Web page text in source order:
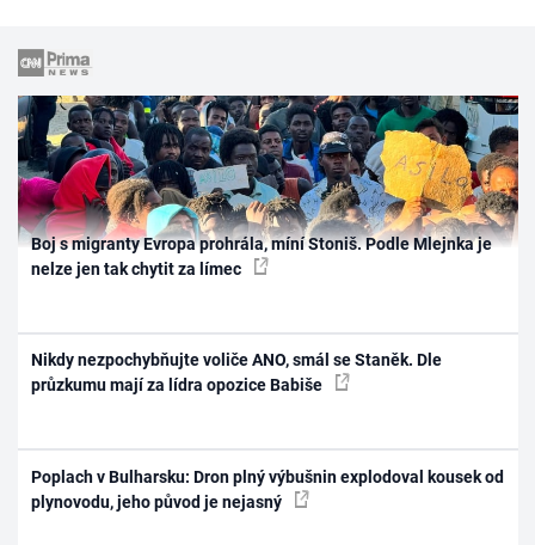
Boj s migranty Evropa prohrála, míní Stoniš. Podle Mlejnka je
nelze jen tak chytit za límec
Nikdy nezpochybňujte voliče ANO, smál se Staněk. Dle
průzkumu mají za lídra opozice Babiše
Poplach v Bulharsku: Dron plný výbušnin explodoval kousek od
plynovodu, jeho původ je nejasný